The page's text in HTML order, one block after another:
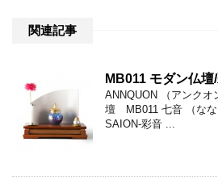
関連記事
MB011 モダン仏壇
ANNQUON （アンクオ
壇 MB011 七音 （な
SAION-彩音 ...